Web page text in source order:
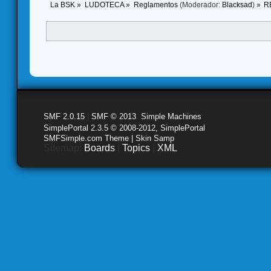
La BSK » LUDOTECA» Reglamentos(Moderador: Blacksad) »
SMF 2.0.15 SMF © 2013 Simple Machines
SimplePortal 2.3.5 © 2008-2012, SimplePortal
SMFSimple.com Theme | Skin Samp
Boards Topics XML